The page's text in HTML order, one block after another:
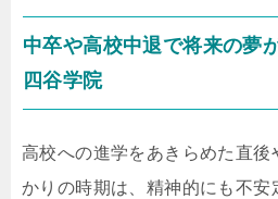
中卒や高校中退で将来の夢
四谷学院
高校への進学をあきらめた直後
かりの時期は、精神的にも不安